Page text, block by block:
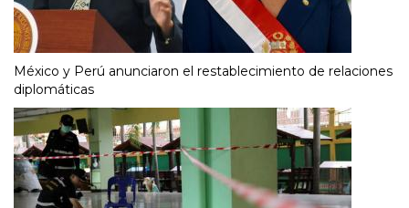
México y Perú anunciaron el restablecimiento de relaciones
diplomáticas